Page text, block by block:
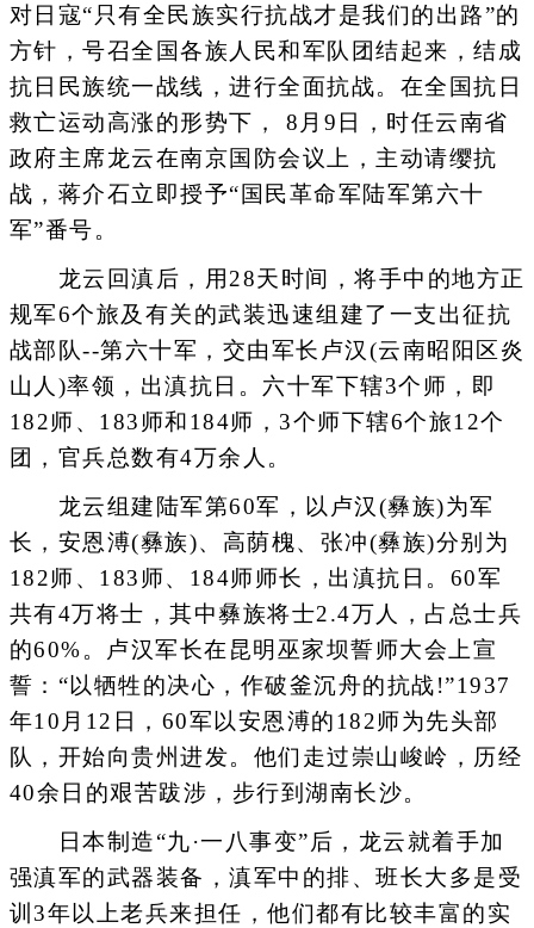
对日寇“只有全民族实行抗战才是我们的出路”的
方针，号召全国各族人民和军队团结起来，结成
抗日民族统一战线，进行全面抗战。在全国抗日
救亡运动高涨的形势下， 8月9日，时任云南省
政府主席龙云在南京国防会议上，主动请缨抗
战，蒋介石立即授予“国民革命军陆军第六十
军”番号。
龙云回滇后，用28天时间，将手中的地方正
规军6个旅及有关的武装迅速组建了一支出征抗
战部队--第六十军，交由军长卢汉(云南昭阳区炎
山人)率领，出滇抗日。六十军下辖3个师，即
182师、183师和184师，3个师下辖6个旅12个
团，官兵总数有4万余人。
龙云组建陆军第60军，以卢汉(彝族)为军
长，安恩溥(彝族)、高荫槐、张冲(彝族)分别为
182师、183师、184师师长，出滇抗日。60军
共有4万将士，其中彝族将士2.4万人，占总士兵
的60%。卢汉军长在昆明巫家坝誓师大会上宣
誓：“以牺牲的决心，作破釜沉舟的抗战!”1937
年10月12日，60军以安恩溥的182师为先头部
队，开始向贵州进发。他们走过崇山峻岭，历经
40余日的艰苦跋涉，步行到湖南长沙。
日本制造“九·一八事变”后，龙云就着手加
强滇军的武器装备，滇军中的排、班长大多是受
训3年以上老兵来担任，他们都有比较丰富的实